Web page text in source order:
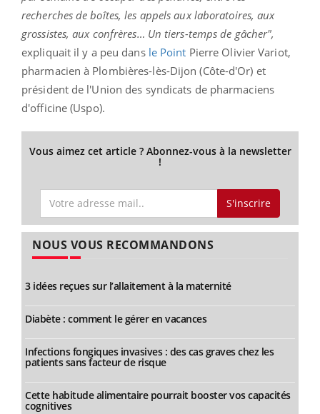
recherches de boîtes, les appels aux laboratoires, aux
grossistes, aux confrères… Un tiers-temps de gâcher",
expliquait il y a peu dans le Point Pierre Olivier Variot,
pharmacien à Plombières-lès-Dijon (Côte-d'Or) et
président de l'Union des syndicats de pharmaciens
d'officine (Uspo).
Vous aimez cet article ? Abonnez-vous à la newsletter
!
S'inscrire
NOUS VOUS RECOMMANDONS
3 idées reçues sur l’allaitement à la maternité
Diabète : comment le gérer en vacances
Infections fongiques invasives : des cas graves chez les
patients sans facteur de risque
Cette habitude alimentaire pourrait booster vos capacités
cognitives